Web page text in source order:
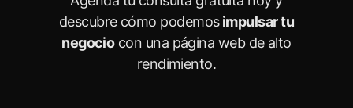
descubre cómo podemosimpulsar tu
negociocon una página web de alto
rendimiento.